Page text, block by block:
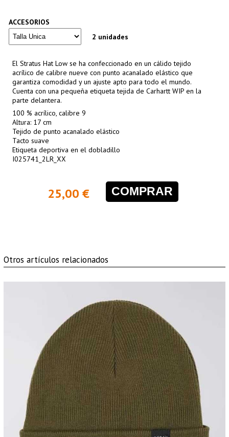
ACCESORIOS
2 unidades
El Stratus Hat Low se ha confeccionado en un cálido tejido
acrílico de calibre nueve con punto acanalado elástico que
garantiza comodidad y un ajuste apto para todo el mundo.
Cuenta con una pequeña etiqueta tejida de Carhartt WIP en la
parte delantera.
100 % acrílico, calibre 9
Altura: 17 cm
Tejido de punto acanalado elástico
Tacto suave
Etiqueta deportiva en el dobladillo
I025741_2LR_XX
25,00 € COMPRAR
Otros artículos relacionados